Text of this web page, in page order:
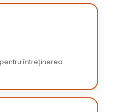
întreținerea